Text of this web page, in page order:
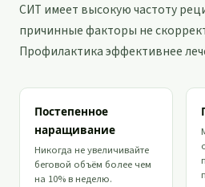
СИТ имеет высокую частоту
причинные факторы не
Профилактика эффективнее
Постепенное
наращивание
Никогда не увеличивайте
беговой объём более чем
на 10% в неделю.